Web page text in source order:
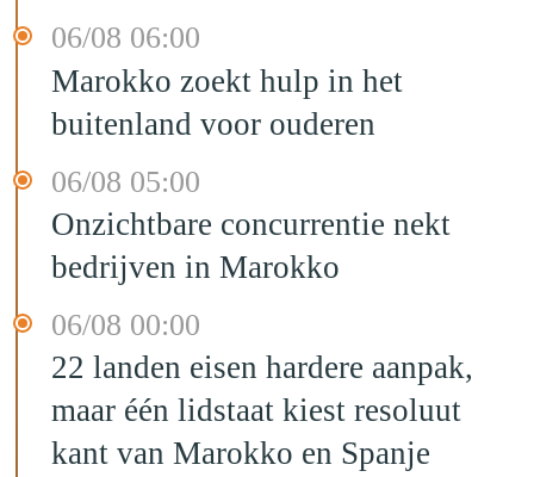
06/08 06:00
Marokko zoekt hulp in het
buitenland voor ouderen
06/08 05:00
Onzichtbare concurrentie nekt
bedrijven in Marokko
06/08 00:00
22 landen eisen hardere aanpak,
maar één lidstaat kiest resoluut
kant van Marokko en Spanje